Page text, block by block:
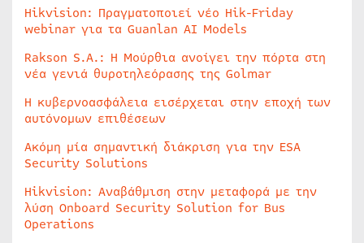
Hikvision: Πραγματοποιεί νέο Hik-Friday
webinar για τα Guanlan AI Models
Rakson S.A.: Η Μούρθια ανοίγει την πόρτα στη
νέα γενιά θυροτηλεόρασης της Golmar
Η κυβερνοασφάλεια εισέρχεται στην εποχή των
αυτόνομων επιθέσεων
Ακόμη μία σημαντική διάκριση για την ESA
Security Solutions
Hikvision: Αναβάθμιση στην μεταφορά με την
λύση Onboard Security Solution for Bus
Operations